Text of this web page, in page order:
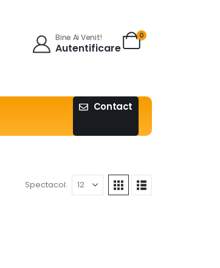
Bine Ai Venit!
Autentificare
0
Contact
Spectacol: